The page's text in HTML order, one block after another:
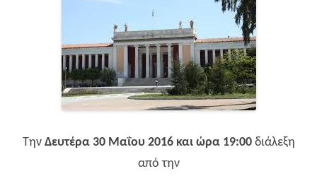
Την Δευτέρα 30 Μαΐου 2016 και ώρα 19:00διάλεξη
από την